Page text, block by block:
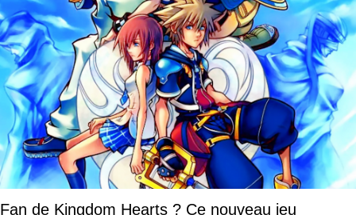
Fan de Kingdom Hearts ? Ce nouveau jeu